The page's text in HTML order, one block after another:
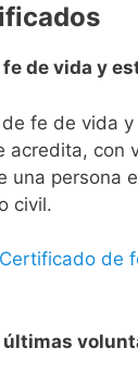
de vida y
fe de vida
acredita, con
una persona
civil.
de